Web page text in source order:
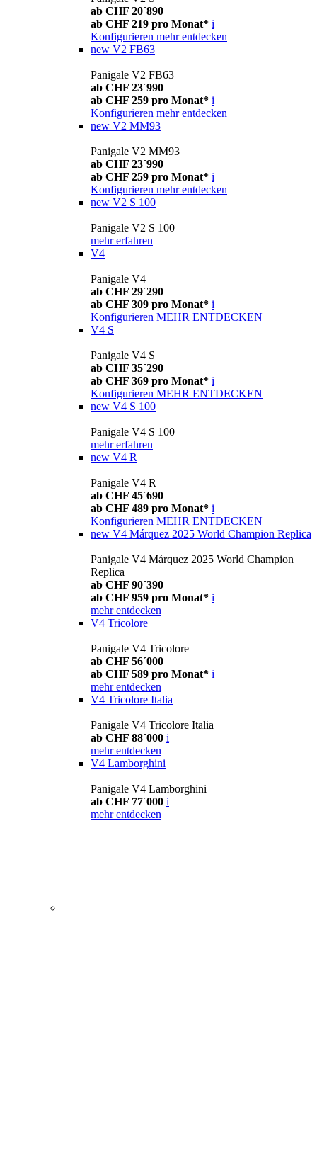
ab CHF 20´890
ab CHF 219 pro Monat* i
Konfigurieren mehr entdecken
new V2 FB63
Panigale V2 FB63
ab CHF 23´990
ab CHF 259 pro Monat* i
Konfigurieren mehr entdecken
new V2 MM93
Panigale V2 MM93
ab CHF 23´990
ab CHF 259 pro Monat* i
Konfigurieren mehr entdecken
new V2 S 100
Panigale V2 S 100
mehr erfahren
V4
Panigale V4
ab CHF 29´290
ab CHF 309 pro Monat* i
Konfigurieren MEHR ENTDECKEN
V4 S
Panigale V4 S
ab CHF 35´290
ab CHF 369 pro Monat* i
Konfigurieren MEHR ENTDECKEN
new V4 S 100
Panigale V4 S 100
mehr erfahren
new V4 R
Panigale V4 R
ab CHF 45´690
ab CHF 489 pro Monat* i
Konfigurieren MEHR ENTDECKEN
new V4 Márquez 2025 World Champion Replica
Panigale V4 Márquez 2025 World Champion
Replica
ab CHF 90´390
ab CHF 959 pro Monat* i
mehr entdecken
V4 Tricolore
Panigale V4 Tricolore
ab CHF 56´000
ab CHF 589 pro Monat* i
mehr entdecken
V4 Tricolore Italia
Panigale V4 Tricolore Italia
ab CHF 88´000 i
mehr entdecken
V4 Lamborghini
Panigale V4 Lamborghini
ab CHF 77´000 i
mehr entdecken